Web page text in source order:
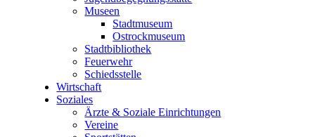
Museen
Stadtmuseum
Ostrockmuseum
Stadtbibliothek
Feuerwehr
Schiedsstelle
Wirtschaft
Soziales
Ärzte & Soziale Einrichtungen
Vereine